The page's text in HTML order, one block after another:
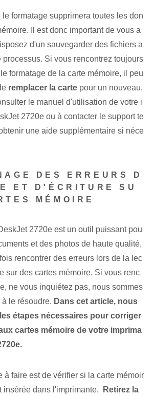
formatage supprimera toutes les don
Il est donc important de vous a
d'un sauvegarder des fichiers a
processus. ⁣Si vous rencontrez toujours
formatage de la carte mémoire, il peu
remplacer la carte pour un nouveau.
le manuel d'utilisation de votre i
2720e ou à contacter le support te
une aide supplémentaire si néce
DES ERREURS D
ET D'ÉCRITURE SU
MÉMOIRE
2720e est un outil puissant pou
et des photos de haute qualité,
rencontrer des erreurs lors de la lec
sur des cartes mémoire. Si vous renc
ne vous inquiétez pas, nous sommes
à le résoudre. Dans cet article, nous
étapes nécessaires pour corriger
cartes mémoire de votre imprima
à faire est de vérifier si la carte mémoir
insérée dans l'imprimante.
Retirez⁤ la